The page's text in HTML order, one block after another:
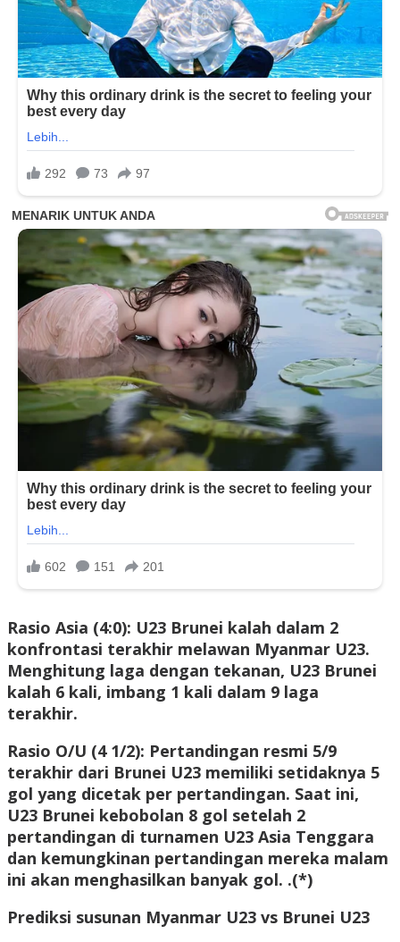
Rasio Asia (4:0): U23 Brunei kalah dalam 2
konfrontasi terakhir melawan Myanmar U23.
Menghitung laga dengan tekanan, U23 Brunei
kalah 6 kali, imbang 1 kali dalam 9 laga
terakhir.
Rasio O/U (4 1/2): Pertandingan resmi 5/9
terakhir dari Brunei U23 memiliki setidaknya 5
gol yang dicetak per pertandingan. Saat ini,
U23 Brunei kebobolan 8 gol setelah 2
pertandingan di turnamen U23 Asia Tenggara
dan kemungkinan pertandingan mereka malam
ini akan menghasilkan banyak gol. .(*)
Prediksi susunan Myanmar U23 vs Brunei U23